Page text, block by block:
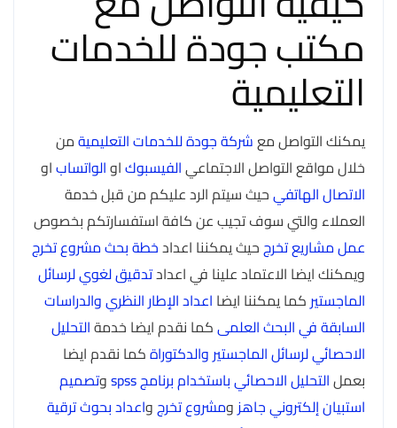
مكتب جودة للخدمات
التعليمية
يمكنك التواصل معشركة جودة للخدمات التعليميةمن
خلال مواقع التواصل الاجتماعيالفيسبوكاوالواتساباو
الاتصال الهاتفيحيث سيتم الرد عليكم من قبل خدمة
العملاء والتي سوف تجيب عن كافة استفسارتكم بخصوص
عمل مشاريع تخرجحيث يمكننا اعدادخطة بحث مشروع تخرج
ويمكنك ايضا الاعتماد علينا في اعدادتدقيق لغوي لرسائل
الماجستير كما يمكننا ايضا اعداد الإطار النظري والدراسات
السابقة في البحث العلمىكما نقدم ايضا خدمةالتحليل
الاحصائي لرسائل الماجستير والدكتوراةكما نقدم ايضا
بعملالتحليل الاحصائي باستخدام برنامج spss وتصميم
استبيان إلكتروني جاهز ومشروع تخرجواعداد بحوث ترقية